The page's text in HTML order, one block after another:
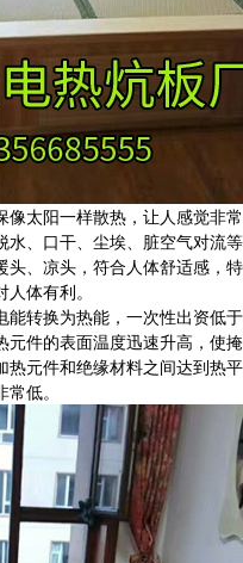
像太阳一样散热，让人感觉非常
水、口干、尘埃、脏空气对流等
头、凉头，符合人体舒适感，特
体有利。
能转换为热能，一次性出资低于
元件的表面温度迅速升高，使掩
热元件和绝缘材料之间达到热平
低。